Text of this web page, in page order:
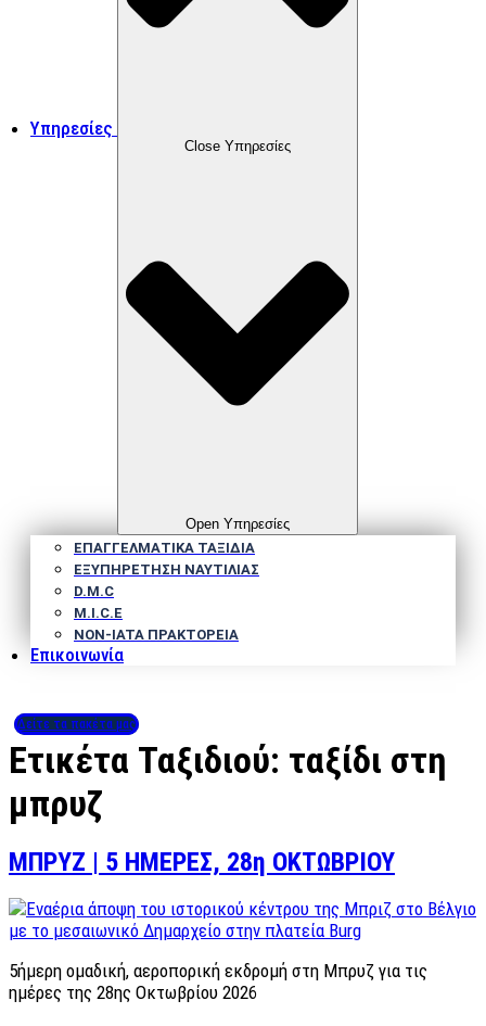
Υπηρεσίες
Close Υπηρεσίες
Open Υπηρεσίες
ΕΠΑΓΓΕΛΜΑΤΙΚΑ ΤΑΞΙΔΙΑ
ΕΞΥΠΗΡΕΤΗΣΗ ΝΑΥΤΙΛΙΑΣ
D.M.C
M.I.C.E
NΟΝ-IATA ΠΡΑΚΤΟΡΕΙΑ
Επικοινωνία
Δείτε τα πακέτα μας
Ετικέτα Ταξιδιού: ταξίδι στη
μπρυζ
ΜΠΡΥΖ | 5 ΗΜΕΡΕΣ, 28η ΟΚΤΩΒΡΙΟΥ
5ήμερη ομαδική, αεροπορική εκδρομή στη Μπρυζ για τις
ημέρες της 28ης Οκτωβρίου 2026